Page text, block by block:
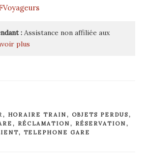
: Assistance non affiliée aux
plus
, HORAIRE TRAIN , OBJETS PERDUS,
, RÉCLAMATION , RÉSERVATION ,
, TELEPHONE GARE